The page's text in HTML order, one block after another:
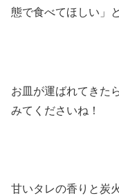
態で食べてほしい」
お皿が運ばれてきた
みてくださいね！
甘いタレの香りと炭